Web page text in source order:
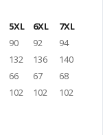
5XL 6XL
7XL
90 92
94
132 136
140
66 67
68
102 102 102